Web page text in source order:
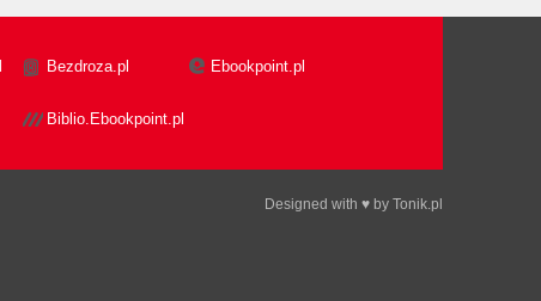
Bezdroza.pl Ebookpoint.pl
Biblio.Ebookpoint.pl
Designed with ♥ by Tonik.pl